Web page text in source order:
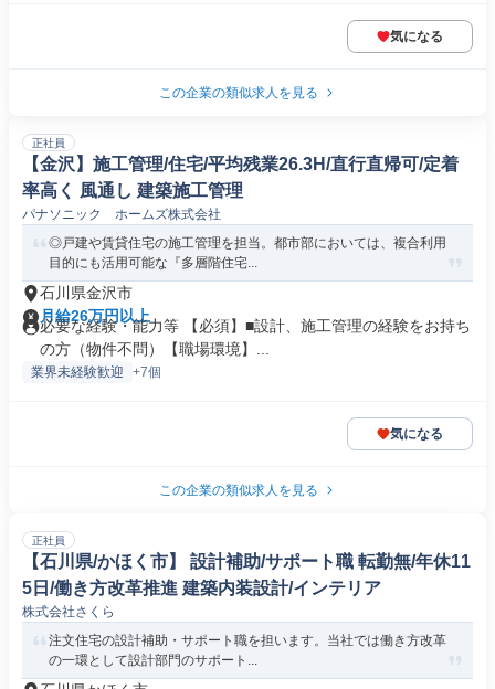
気になる
この企業の類似求人を見る
正社員
【金沢】施工管理/住宅/平均残業26.3H/直行直帰可/定着
率高く 風通し 建築施工管理
パナソニック ホームズ株式会社
◎戸建や賃貸住宅の施工管理を担当。都市部においては、複合利用
目的にも活用可能な『多層階住宅...
石川県金沢市
月給26万円以上
必要な経験・能力等 【必須】■設計、施工管理の経験をお持ち
の方（物件不問）【職場環境】...
業界未経験歓迎 +7個
気になる
この企業の類似求人を見る
正社員
【石川県/かほく市】 設計補助/サポート職 転勤無/年休11
5日/働き方改革推進 建築内装設計/インテリア
株式会社さくら
注文住宅の設計補助・サポート職を担います。当社では働き方改革
の一環として設計部門のサポート...